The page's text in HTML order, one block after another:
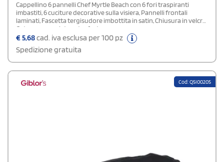
Cappellino 6 pannelli Chef Myrtle Beach con 6 fori traspiranti
imbastiti, 6 cuciture decorative sulla visiera, Pannelli frontali
laminati, Fascetta tergisudore imbottita in satin, Chiusura in velcro.
Cotone spazzolato extra forte.
€5,68cad. iva esclusa per 100 pz
Spedizione gratuita
Cod: Q5I00205